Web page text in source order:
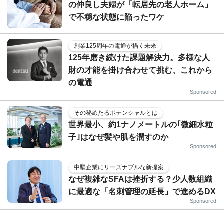
の仲良し夫婦が「転居先の老人ホーム」
で不穏な状態に陥ったワケ
創業125周年の電通が描く未来
125年磨き続けた課題解決力。多様な人
財の才能を掛け合わせて挑む、これから
の電通
Sponsored
その秘めたるポテンシャルとは
世界最小、約1ナノメートルの｢微細水粒
子｣はなぜ髪や肌を潤すのか
Sponsored
中堅企業にリーズナブルな新提案
なぜ複雑なSFAは挫折する？少人数組織
に最適な「名刺管理の延長」で進めるDX
Sponsored